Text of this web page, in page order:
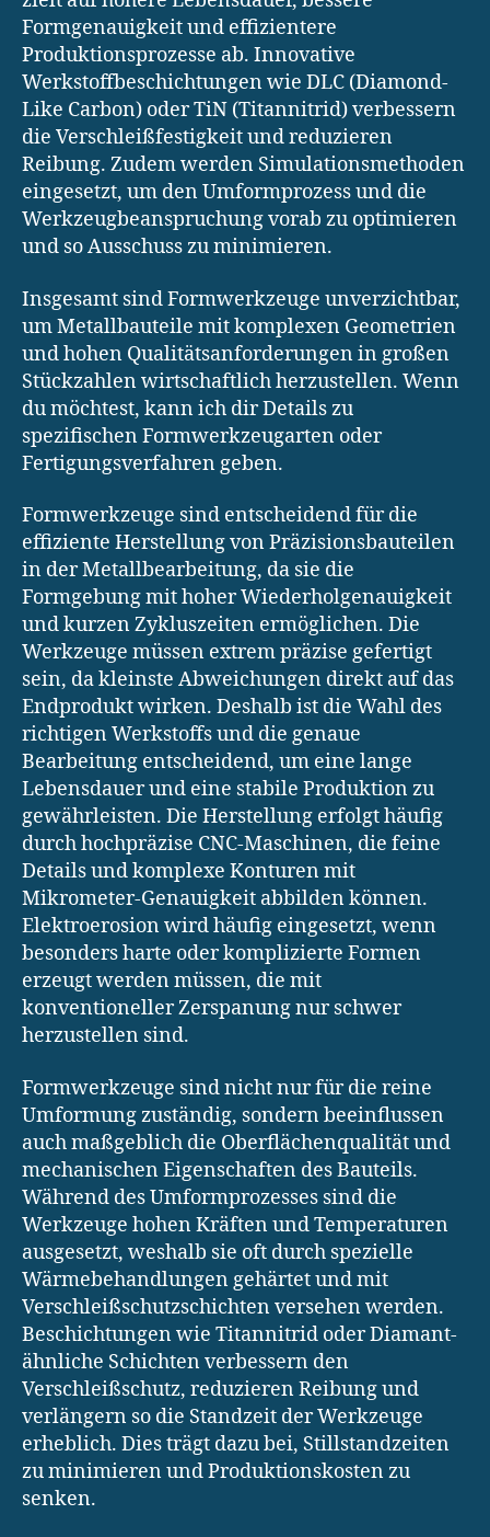
Formgenauigkeit und effizientere
Produktionsprozesse ab. Innovative
Werkstoffbeschichtungen wie DLC (Diamond-
Like Carbon) oder TiN (Titannitrid) verbessern
die Verschleißfestigkeit und reduzieren
Reibung. Zudem werden Simulationsmethoden
eingesetzt, um den Umformprozess und die
Werkzeugbeanspruchung vorab zu optimieren
und so Ausschuss zu minimieren.
Insgesamt sind Formwerkzeuge unverzichtbar,
um Metallbauteile mit komplexen Geometrien
und hohen Qualitätsanforderungen in großen
Stückzahlen wirtschaftlich herzustellen. Wenn
du möchtest, kann ich dir Details zu
spezifischen Formwerkzeugarten oder
Fertigungsverfahren geben.
Formwerkzeuge sind entscheidend für die
effiziente Herstellung von Präzisionsbauteilen
in der Metallbearbeitung, da sie die
Formgebung mit hoher Wiederholgenauigkeit
und kurzen Zykluszeiten ermöglichen. Die
Werkzeuge müssen extrem präzise gefertigt
sein, da kleinste Abweichungen direkt auf das
Endprodukt wirken. Deshalb ist die Wahl des
richtigen Werkstoffs und die genaue
Bearbeitung entscheidend, um eine lange
Lebensdauer und eine stabile Produktion zu
gewährleisten. Die Herstellung erfolgt häufig
durch hochpräzise CNC-Maschinen, die feine
Details und komplexe Konturen mit
Mikrometer-Genauigkeit abbilden können.
Elektroerosion wird häufig eingesetzt, wenn
besonders harte oder komplizierte Formen
erzeugt werden müssen, die mit
konventioneller Zerspanung nur schwer
herzustellen sind.
Formwerkzeuge sind nicht nur für die reine
Umformung zuständig, sondern beeinflussen
auch maßgeblich die Oberflächenqualität und
mechanischen Eigenschaften des Bauteils.
Während des Umformprozesses sind die
Werkzeuge hohen Kräften und Temperaturen
ausgesetzt, weshalb sie oft durch spezielle
Wärmebehandlungen gehärtet und mit
Verschleißschutzschichten versehen werden.
Beschichtungen wie Titannitrid oder Diamant-
ähnliche Schichten verbessern den
Verschleißschutz, reduzieren Reibung und
verlängern so die Standzeit der Werkzeuge
erheblich. Dies trägt dazu bei, Stillstandzeiten
zu minimieren und Produktionskosten zu
senken.